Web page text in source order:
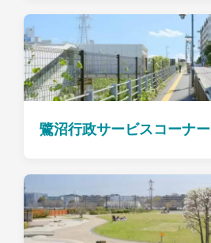
鷺沼行政サービスコーナー